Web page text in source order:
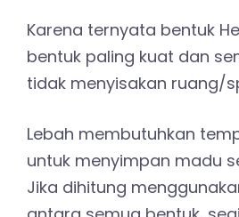
Karena ternyata bentuk
bentuk paling kuat dan
tidak menyisakan ruang/
Lebah membutuhkan
untuk menyimpan madu
Jika dihitung